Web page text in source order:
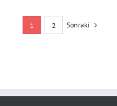
1 2 Sonraki